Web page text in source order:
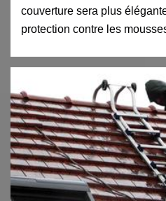
couverture sera plus
protection contre les